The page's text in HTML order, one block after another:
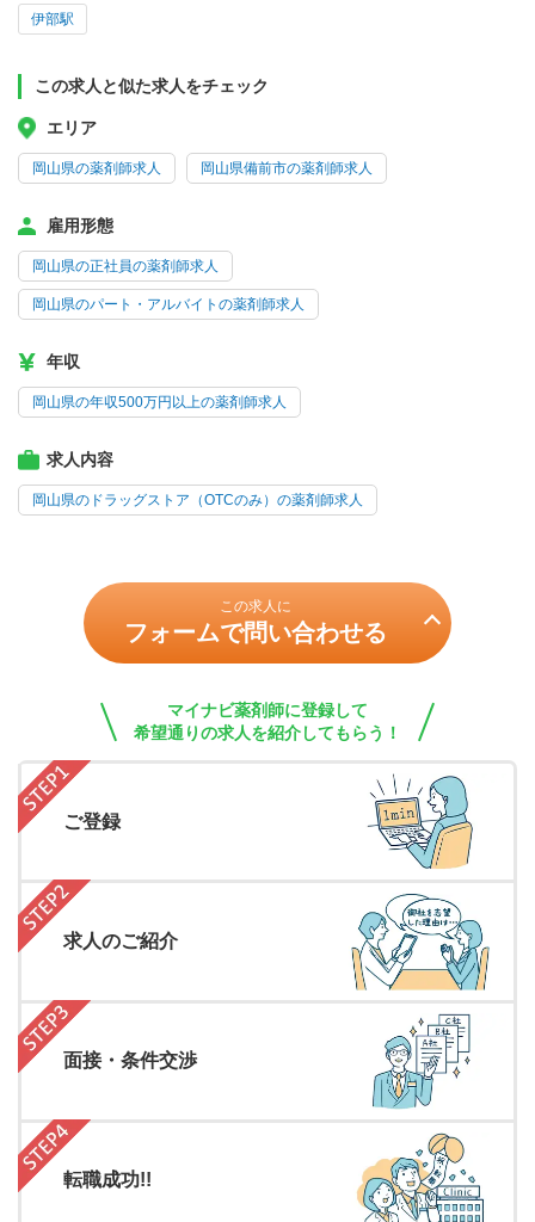
伊部駅
この求人と似た求人をチェック
エリア
岡山県の薬剤師求人 岡山県備前市の薬剤師求人
雇用形態
岡山県の正社員の薬剤師求人
岡山県のパート・アルバイトの薬剤師求人
年収
岡山県の年収500万円以上の薬剤師求人
求人内容
岡山県のドラッグストア（OTCのみ）の薬剤師求人
この求人に
フォームで問い合わせる
マイナビ薬剤師に登録して
希望通りの求人を紹介してもらう！
ご登録
求人のご紹介
面接・条件交渉
転職成功!!